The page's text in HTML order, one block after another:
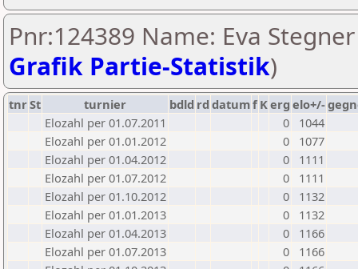
Pnr:124389 Name: Eva
Grafik Partie-Statistik)
tnrSt turnier bdld rd datumf Kerg elo+/-
Elozahl per 01.07.2011
0
1044
Elozahl per 01.01.2012
0
1077
Elozahl per 01.04.2012
0
1111
Elozahl per 01.07.2012
0
1111
Elozahl per 01.10.2012
0
1132
Elozahl per 01.01.2013
0
1132
Elozahl per 01.04.2013
0
1166
Elozahl per 01.07.2013
0
1166